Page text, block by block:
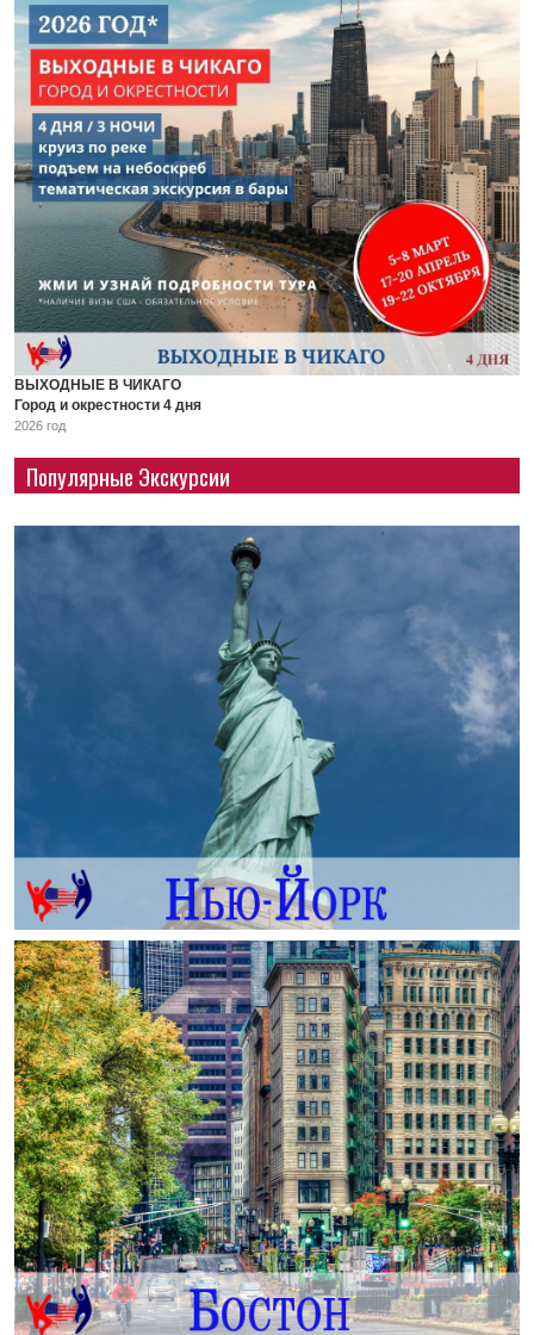
ВЫХОДНЫЕ В ЧИКАГО
Город и окрестности 4 дня
2026 год
Популярные Экскурсии